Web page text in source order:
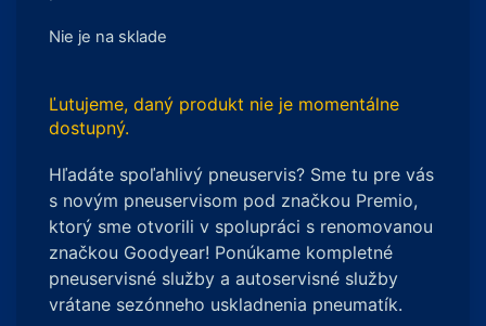
Nie je na sklade
Ľutujeme, daný produkt nie je momentálne
dostupný.
Hľadáte spoľahlivý pneuservis? Sme tu pre vás
s novým pneuservisom pod značkou Premio,
ktorý sme otvorili v spolupráci s renomovanou
značkou Goodyear! Ponúkame kompletné
pneuservisné služby a autoservisné služby
vrátane sezónneho uskladnenia pneumatík.